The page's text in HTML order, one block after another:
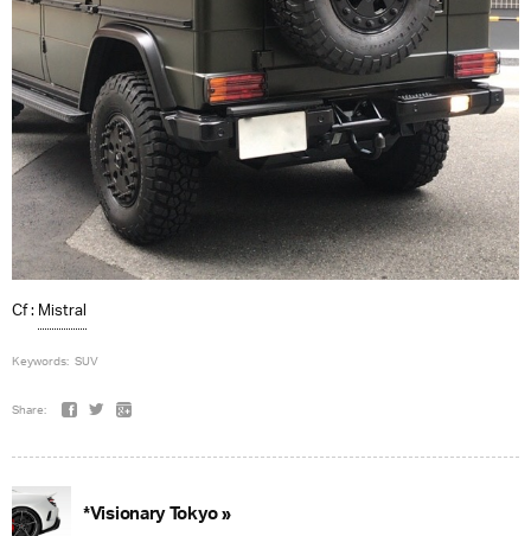
Cf :Mistral
Keywords: SUV
Share:
*Visionary Tokyo »